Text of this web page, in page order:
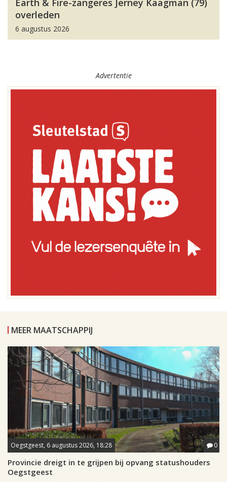
Earth & Fire-zangeres Jerney Kaagman (79)
overleden
6 augustus 2026
Advertentie
MEER MAATSCHAPPIJ
Oegstgeest, 6 augustus 2026, 18:28 0
Provincie dreigt in te grijpen bij opvang statushouders
Oegstgeest